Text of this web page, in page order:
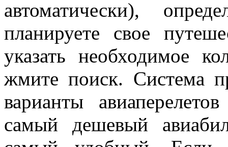
автоматически),
планируете свое
указать необходимое
жмите поиск. Система
варианты
самый дешевый